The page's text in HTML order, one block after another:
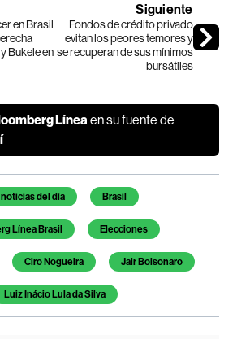
en Brasil
Bukele en
Siguiente
Fondos de crédito privado
evitan los peores temores y
se recuperan de sus mínimos
bursátiles
Líneaen su fuente de
noticias del día Brasil
Línea Brasil Elecciones
Ciro Nogueira Jair Bolsonaro
Luiz Inácio Lula da Silva